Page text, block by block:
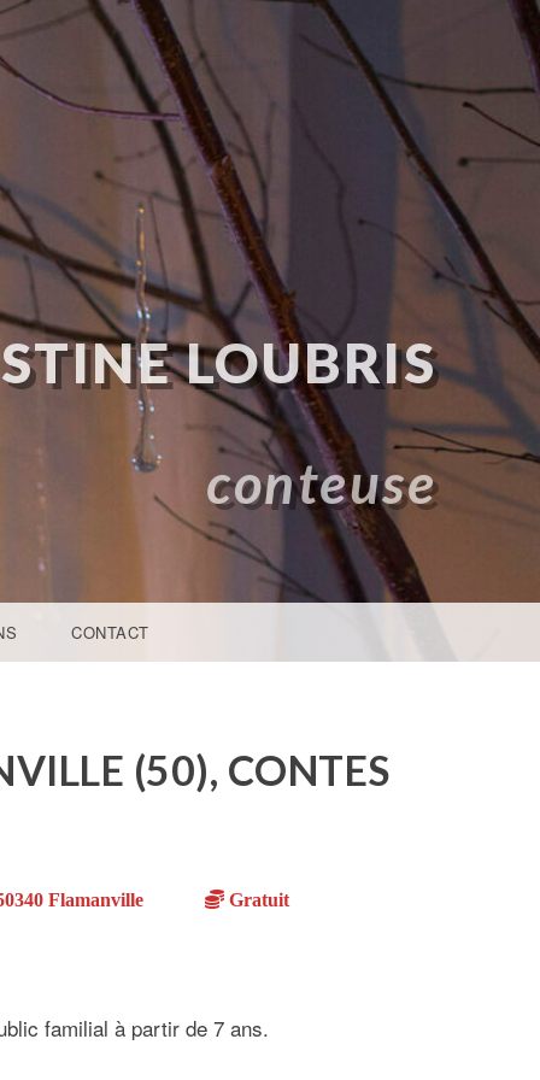
LOUBRIS
conteuse
CONTACT
(50), CONTES
Flamanville Gratuit
familial à partir de 7 ans.